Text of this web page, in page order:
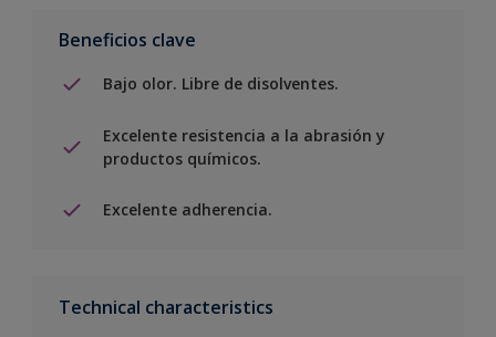
Beneficios clave
Bajo olor. Libre de disolventes.
Excelente resistencia a la abrasión y
productos químicos.
Excelente adherencia.
Technical characteristics